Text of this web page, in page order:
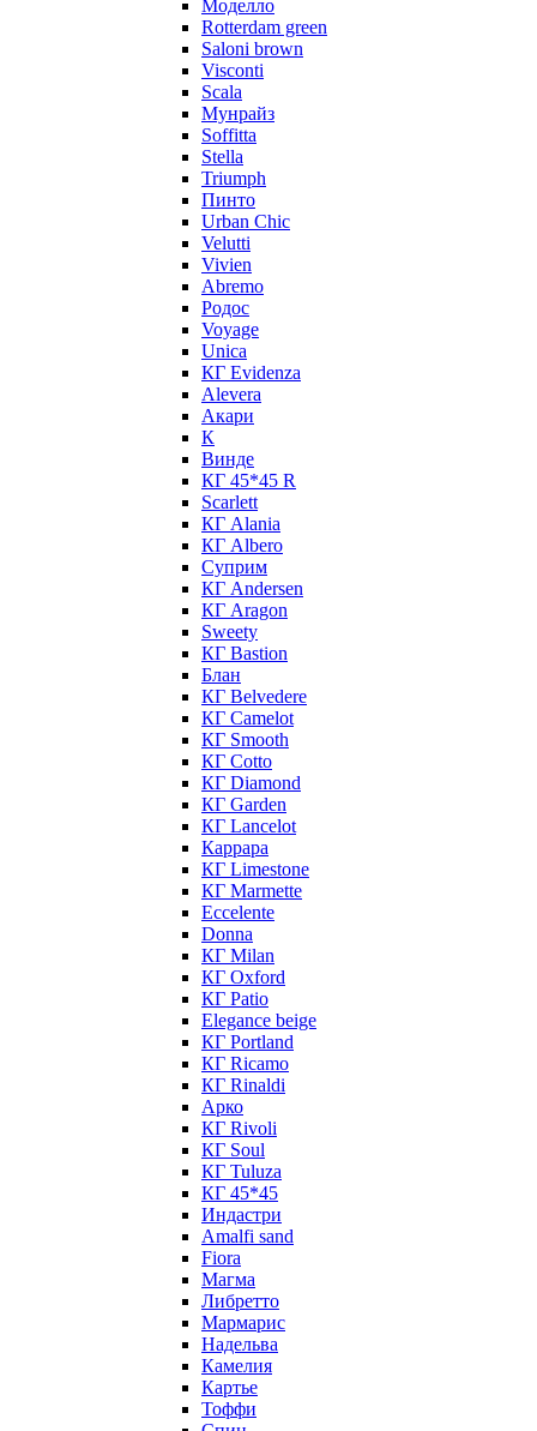
Моделло
Rotterdam green
Saloni brown
Visconti
Scala
Мунрайз
Soffitta
Stella
Triumph
Пинто
Urban Chic
Velutti
Vivien
Abremo
Родос
Voyage
Unica
КГ Evidenza
Alevera
Акари
К
Винде
КГ 45*45 R
Scarlett
КГ Alania
КГ Albero
Суприм
КГ Andersen
КГ Aragon
Sweety
КГ Bastion
Блан
КГ Belvedere
КГ Camelot
КГ Smooth
КГ Cotto
КГ Diamond
КГ Garden
КГ Lancelot
Каррара
КГ Limestone
КГ Marmette
Eccelente
Donna
КГ Milan
КГ Oxford
КГ Patio
Elegance beige
КГ Portland
КГ Ricamo
КГ Rinaldi
Арко
КГ Rivoli
КГ Soul
КГ Tuluza
КГ 45*45
Индастри
Amalfi sand
Fiora
Магма
Либретто
Мармарис
Надельва
Камелия
Картье
Тоффи